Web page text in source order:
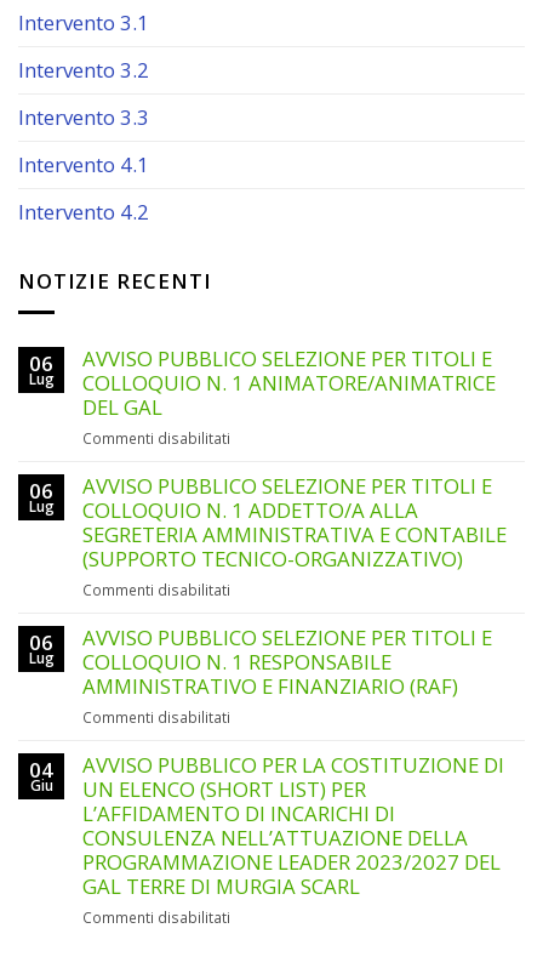
Intervento 3.1
Intervento 3.2
Intervento 3.3
Intervento 4.1
Intervento 4.2
NOTIZIE RECENTI
06
Lug
AVVISO PUBBLICO SELEZIONE PER TITOLI E
COLLOQUIO N. 1 ANIMATORE/ANIMATRICE
DEL GAL
Commenti disabilitati
PUBBLICO
SELEZIONE
PER
TITOLI
E
1
ANIMATORE/ANIMATRICE
DEL
GAL
06
Lug
AVVISO PUBBLICO SELEZIONE PER TITOLI E
COLLOQUIO N. 1 ADDETTO/A ALLA
SEGRETERIA AMMINISTRATIVA E CONTABILE
(SUPPORTO TECNICO-ORGANIZZATIVO)
Commenti disabilitati
PUBBLICO
SELEZIONE
PER
TITOLI
N.
1
ADDETTO/A
ALLA
SEGRETERIA
AMMINISTRATIVA
E
06
Lug
AVVISO PUBBLICO SELEZIONE PER TITOLI E
COLLOQUIO N. 1 RESPONSABILE
AMMINISTRATIVO E FINANZIARIO (RAF)
Commenti disabilitati
PUBBLICO
SELEZIONE
PER
TITOLI
E
COLLOQUIO
N.
04
Giu
AVVISO PUBBLICO PER LA COSTITUZIONE DI
UN ELENCO (SHORT LIST) PER
L’AFFIDAMENTO DI INCARICHI DI
CONSULENZA NELL’ATTUAZIONE DELLA
PROGRAMMAZIONE LEADER 2023/2027 DEL
GAL TERRE DI MURGIA SCARL
Commenti disabilitati